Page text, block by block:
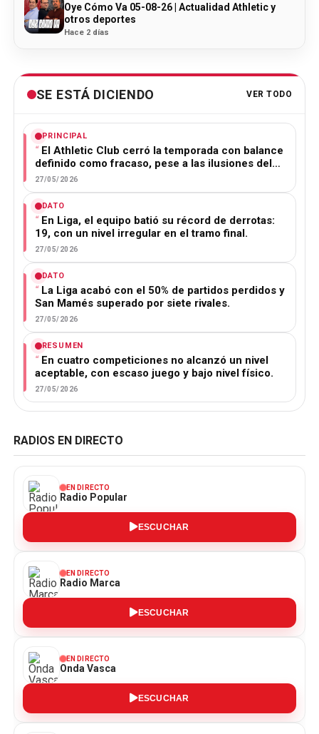
Oye Cómo Va 05-08-26 | Actualidad Athletic y
otros deportes
Hace 2 días
SE ESTÁ DICIENDO VER TODO
PRINCIPAL
El Athletic Club cerró la temporada con balance
definido como fracaso, pese a las ilusiones del…
27/05/2026
DATO
En Liga, el equipo batió su récord de derrotas:
19, con un nivel irregular en el tramo final.
27/05/2026
DATO
La Liga acabó con el 50% de partidos perdidos y
San Mamés superado por siete rivales.
27/05/2026
RESUMEN
En cuatro competiciones no alcanzó un nivel
aceptable, con escaso juego y bajo nivel físico.
27/05/2026
RADIOS EN DIRECTO
EN DIRECTO
Radio Popular
ESCUCHAR
EN DIRECTO
Radio Marca
ESCUCHAR
EN DIRECTO
Onda Vasca
ESCUCHAR